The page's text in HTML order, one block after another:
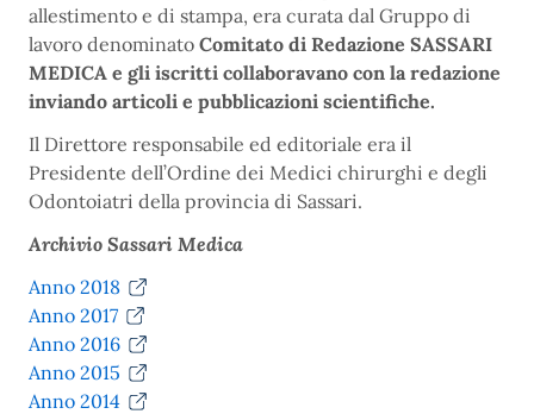
allestimento e di stampa, era curata dal Gruppo di
lavoro denominato Comitato di Redazione SASSARI
MEDICA e gli iscritti collaboravano con la redazione
inviando articoli e pubblicazioni scientifiche.
Il Direttore responsabile ed editoriale era il
Presidente dell’Ordine dei Medici chirurghi e degli
Odontoiatri della provincia di Sassari.
Archivio Sassari Medica
Anno 2018
Anno 2017
Anno 2016
Anno 2015
Anno 2014